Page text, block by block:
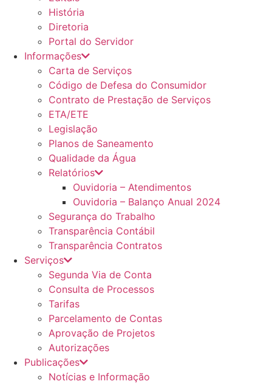
História
Diretoria
Portal do Servidor
Informações
Carta de Serviços
Código de Defesa do Consumidor
Contrato de Prestação de Serviços
ETA/ETE
Legislação
Planos de Saneamento
Qualidade da Água
Relatórios
Ouvidoria – Atendimentos
Ouvidoria – Balanço Anual 2024
Segurança do Trabalho
Transparência Contábil
Transparência Contratos
Serviços
Segunda Via de Conta
Consulta de Processos
Tarifas
Parcelamento de Contas
Aprovação de Projetos
Autorizações
Publicações
Notícias e Informação